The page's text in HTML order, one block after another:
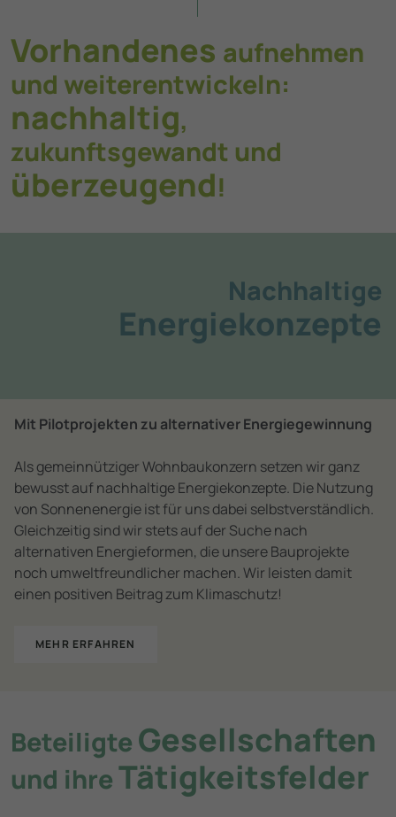
Vorhandenes aufnehmen
und weiterentwickeln:
nachhaltig,
zukunftsgewandt und
überzeugend!
Nachhaltige
Energie­konzepte
Mit Pilotprojekten zu alternativer Energiegewinnung
Als gemeinnütziger Wohnbaukonzern setzen wir ganz
bewusst auf nachhaltige Energie­konzepte. Die Nutzung
von Sonnenenergie ist für uns dabei selbstverständlich.
Gleichzeitig sind wir stets auf der Suche nach
alternativen Energieformen, die unsere Bauprojekte
noch umweltfreundlicher machen. Wir leisten damit
einen positiven Beitrag zum Klimaschutz!
MEHR ERFAHREN
Beteiligte Gesellschaften
und ihreTätigkeitsfelder